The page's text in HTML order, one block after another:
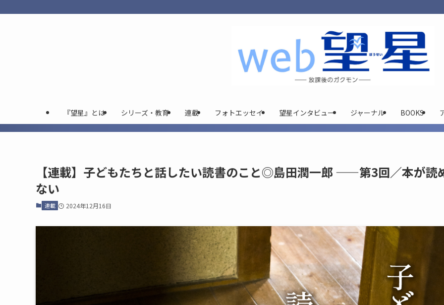
『望星』とは シリーズ・教育 連載 フォトエッセイ 望星インタビュー ジャーナル BOOKS
【連載】子どもたちと話したい読書のこと◎島田潤一郎 ——第3回／本が読
ない
連載 2024年12月16日